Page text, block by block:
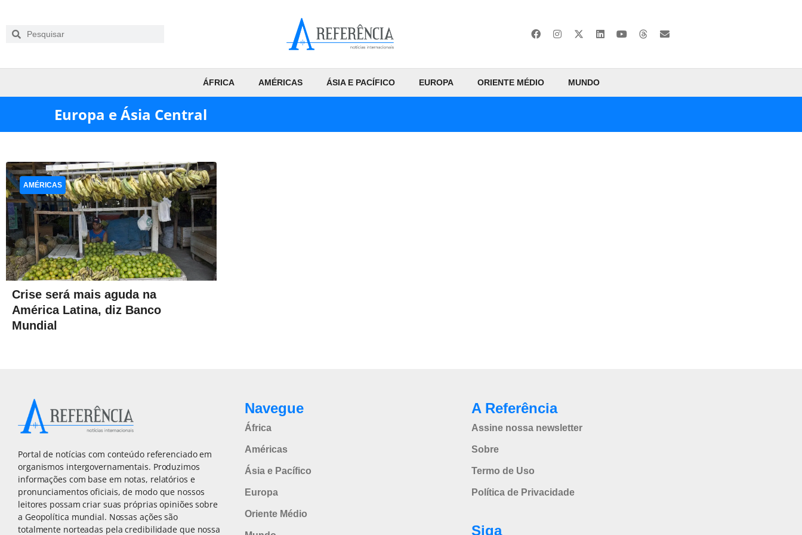
ÁFRICA AMÉRICAS ÁSIA E PACÍFICO EUROPA ORIENTE MÉDIO MUNDO
Europa e Ásia Central
Crise será mais aguda na
América Latina, diz Banco
Mundial
AMÉRICAS
Portal de notícias com conteúdo referenciado em
organismos intergovernamentais. Produzimos
informações com base em notas, relatórios e
pronunciamentos oficiais, de modo que nossos
leitores possam criar suas próprias opiniões sobre
a Geopolítica mundial. Nossas ações são
totalmente norteadas pela credibilidade que nossa
Navegue
África
Américas
Ásia e Pacífico
Europa
Oriente Médio
A Referência
Assine nossa newsletter
Sobre
Termo de Uso
Política de Privacidade
Siga